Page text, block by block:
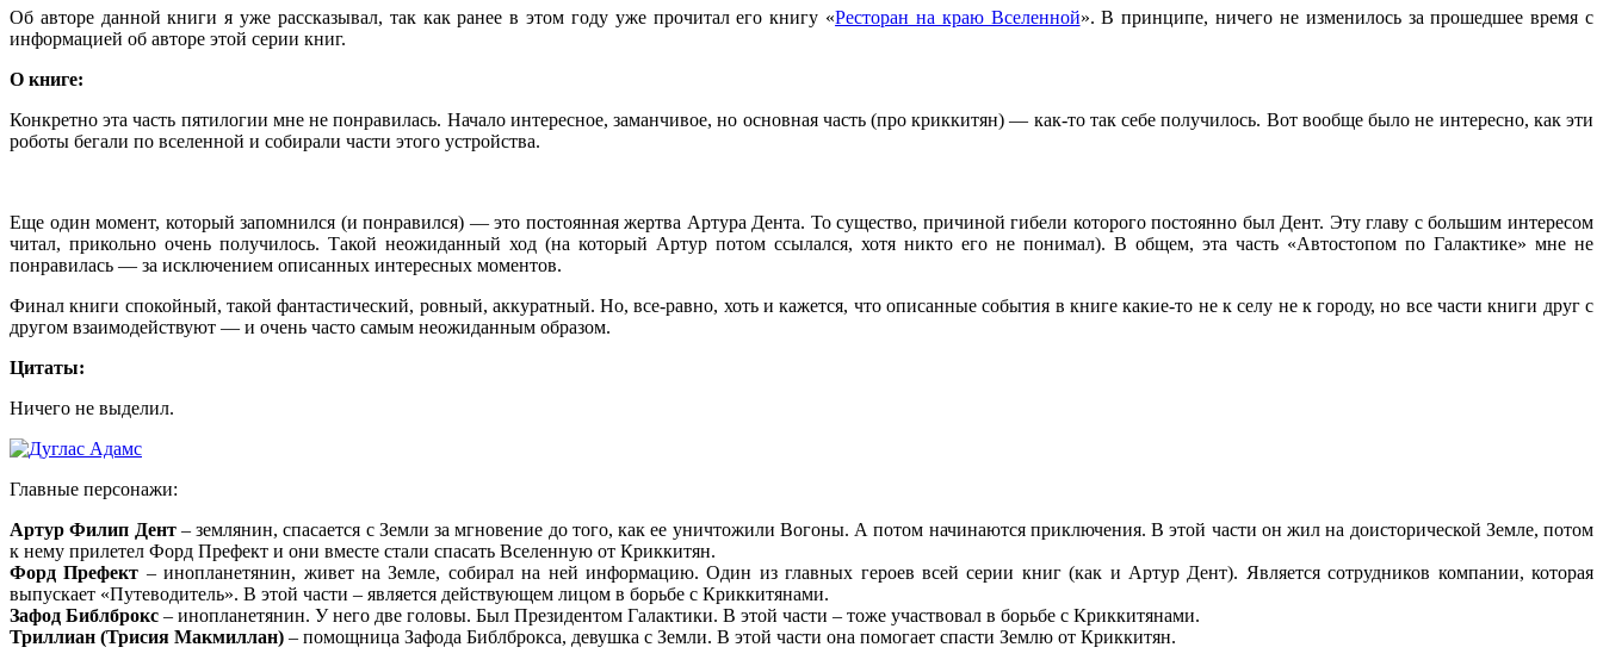
Об авторе данной книги я уже рассказывал, так как ранее в этом году уже прочитал его книгу «Ресторан на краю Вселенной». В принципе, ничего не изменилось за прошедшее время с
информацией об авторе этой серии книг.
О книге:
Конкретно эта часть пятилогии мне не понравилась. Начало интересное, заманчивое, но основная часть (про криккитян) — как-то так себе получилось. Вот вообще было не интересно, как эти
роботы бегали по вселенной и собирали части этого устройства.
Еще один момент, который запомнился (и понравился) — это постоянная жертва Артура Дента. То существо, причиной гибели которого постоянно был Дент. Эту главу с большим интересом
читал, прикольно очень получилось. Такой неожиданный ход (на который Артур потом ссылался, хотя никто его не понимал). В общем, эта часть «Автостопом по Галактике» мне не
понравилась — за исключением описанных интересных моментов.
Финал книги спокойный, такой фантастический, ровный, аккуратный. Но, все-равно, хоть и кажется, что описанные события в книге какие-то не к селу не к городу, но все части книги друг с
другом взаимодействуют — и очень часто самым неожиданным образом.
Цитаты:
Ничего не выделил.
Главные персонажи:
Артур Филип Дент– землянин, спасается с Земли за мгновение до того, как ее уничтожили Вогоны. А потом начинаются приключения. В этой части он жил на доисторической Земле, потом
к нему прилетел Форд Префект и они вместе стали спасать Вселенную от Криккитян.
Форд Префект – инопланетянин, живет на Земле, собирал на ней информацию. Один из главных героев всей серии книг (как и Артур Дент). Является сотрудников компании, которая
выпускает «Путеводитель». В этой части – является действующем лицом в борьбе с Криккитянами.
Зафод Библброкс – инопланетянин. У него две головы. Был Президентом Галактики. В этой части – тоже участвовал в борьбе с Криккитянами.
Триллиан (Трисия Макмиллан) – помощница Зафода Библброкса, девушка с Земли. В этой части она помогает спасти Землю от Криккитян.